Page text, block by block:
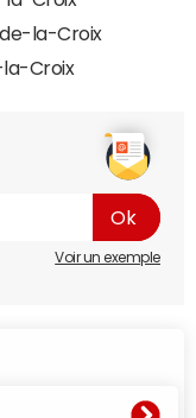
la-Croix
la-Croix
Voir un exemple